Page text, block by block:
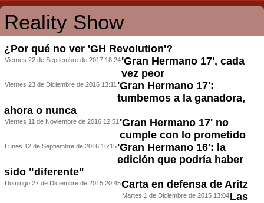
Reality Show
¿Por qué no ver 'GH Revolution'?
Viernes 22 de Septiembre de 2017 18:24'Gran Hermano 17', cada
vez peor
Viernes 23 de Diciembre de 2016 13:11 'Gran Hermano 17':
tumbemos a la ganadora,
ahora o nunca
Viernes 11 de Noviembre de 2016 12:51 'Gran Hermano 17' no
cumple con lo prometido
Lunes 12 de Septiembre de 2016 16:15'Gran Hermano 16': la
edición que podría haber
sido "diferente"
Domingo 27 de Diciembre de 2015 20:45Carta en defensa de Aritz
Martes 1 de Diciembre de 2015 13:04Las